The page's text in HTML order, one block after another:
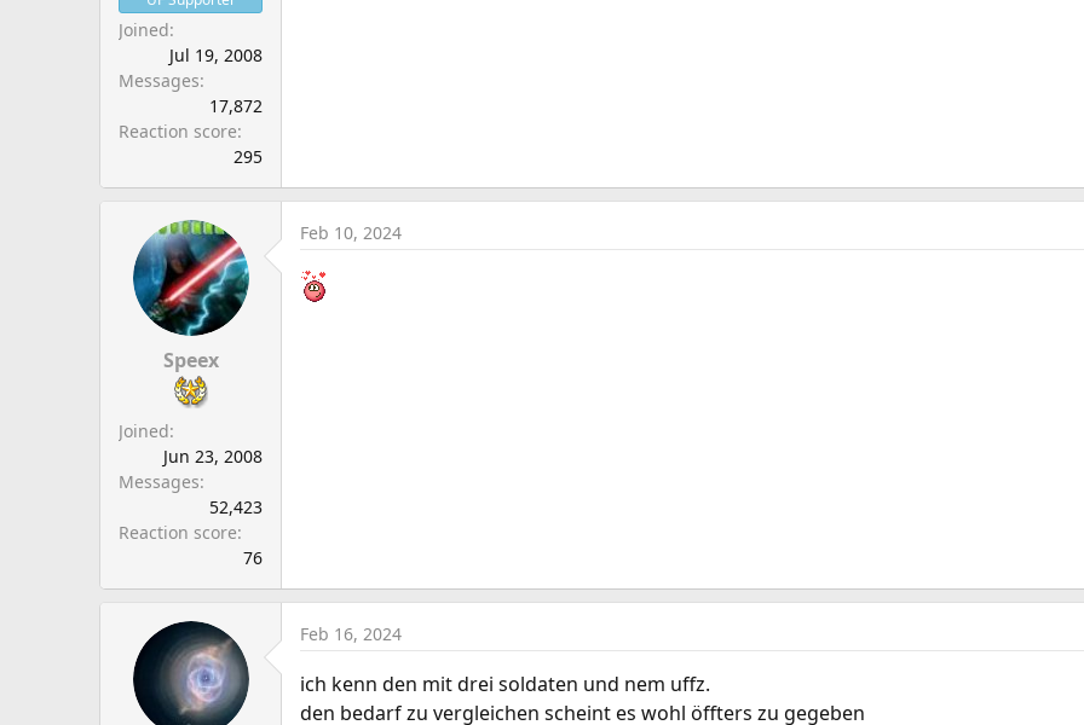
Joined
Jul 19, 2008
Messages
17,872
Reaction score
295
Speex
Joined
Jun 23, 2008
Messages
52,423
Reaction score
76
Feb 10, 2024
Feb 16, 2024
ich kenn den mit drei soldaten und nem uffz.
den bedarf zu vergleichen scheint es wohl öffters zu gegeben